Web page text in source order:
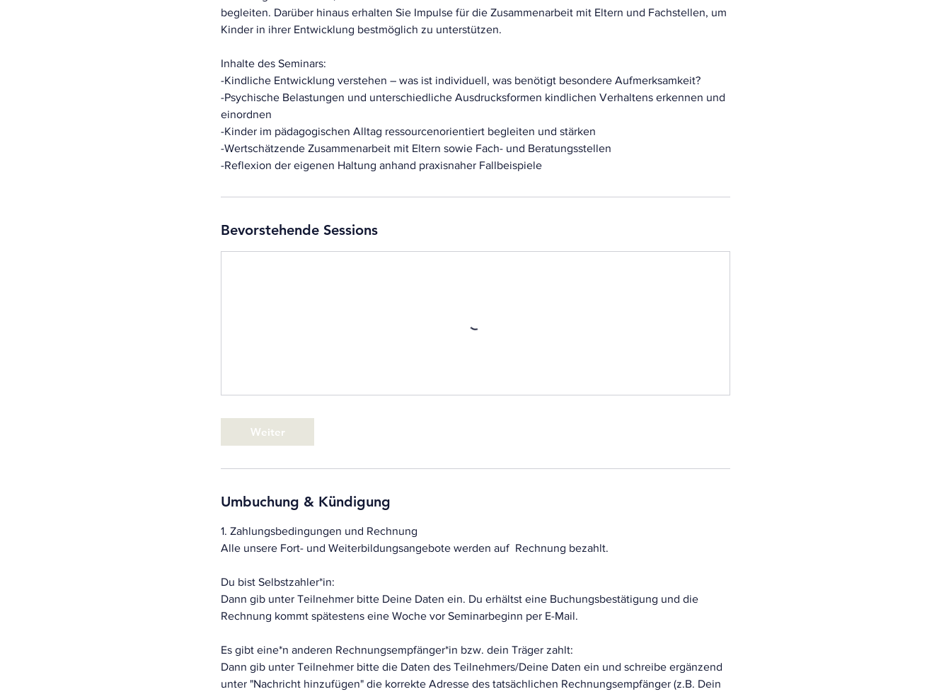
0
2
begleiten. Darüber hinaus erhalten Sie Impulse für die Zusammenarbeit mit Eltern und Fachstellen, um
Kinder in ihrer Entwicklung bestmöglich zu unterstützen.
Inhalte des Seminars:
-Kindliche Entwicklung verstehen – was ist individuell, was benötigt besondere Aufmerksamkeit?
-Psychische Belastungen und unterschiedliche Ausdrucksformen kindlichen Verhaltens erkennen und
einordnen
-Kinder im pädagogischen Alltag ressourcenorientiert begleiten und stärken
-Wertschätzende Zusammenarbeit mit Eltern sowie Fach- und Beratungsstellen
-Reflexion der eigenen Haltung anhand praxisnaher Fallbeispiele
Bevorstehende Sessions
Weiter
Umbuchung & Kündigung
1. Zahlungsbedingungen und Rechnung
Alle unsere Fort- und Weiterbildungsangebote werden auf Rechnung bezahlt.
Du bist Selbstzahler*in:
Dann gib unter Teilnehmer bitte Deine Daten ein. Du erhältst eine Buchungsbestätigung und die
Rechnung kommt spätestens eine Woche vor Seminarbeginn per E-Mail.
Es gibt eine*n anderen Rechnungsempfänger*in bzw. dein Träger zahlt:
Dann gib unter Teilnehmer bitte die Daten des Teilnehmers/Deine Daten ein und schreibe ergänzend
unter "Nachricht hinzufügen" die korrekte Adresse des tatsächlichen Rechnungsempfänger (z.B. Dein